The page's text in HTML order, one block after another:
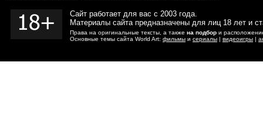
Сайт работает для вас с 2003 года.
Материалы сайта предназначены для лиц 18 лет и
Права на оригинальные тексты, а также на подбор и
Основные темы сайта World Art: фильмы и сериалы | видеоигры |